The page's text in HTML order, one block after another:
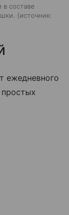
составе
источник:
ежедневного